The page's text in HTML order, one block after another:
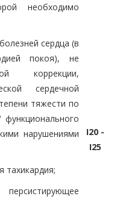
необходимо
сердца (в
покоя), не
коррекции,
сердечной
тяжести по
функционального
нарушениями
тахикардия;
I20 -
I25